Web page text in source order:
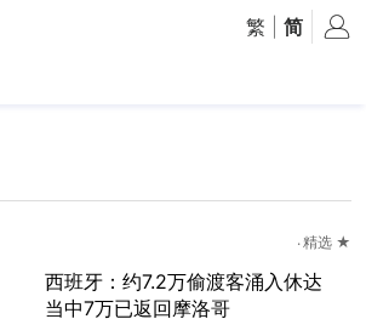
繁 简
精选 ★
西班牙：约7.2万偷渡客涌入休达
当中7万已返回摩洛哥